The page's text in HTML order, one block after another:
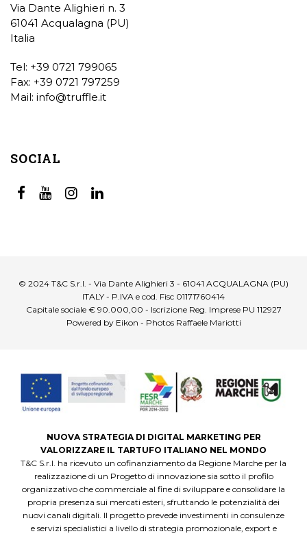
Via Dante Alighieri n. 3
61041 Acqualagna (PU)
Italia
Tel: +39 0721 799065
Fax: +39 0721 797259
Mail: info@truffle.it
SOCIAL
© 2024 T&C S.r.l. - Via Dante Alighieri 3 - 61041 ACQUALAGNA (PU)
ITALY - P.IVA e cod. Fisc 01171760414
Capitale sociale € 90.000,00 - Iscrizione Reg. Imprese PU 112927
Powered by Eikon - Photos Raffaele Mariotti
NUOVA STRATEGIA DI DIGITAL MARKETING PER
VALORIZZARE IL TARTUFO ITALIANO NEL MONDO
T&C S.r.l. ha ricevuto un cofinanziamento da Regione Marche per la
realizzazione di un Progetto di innovazione sia sotto il profilo
organizzativo che commerciale al fine di sviluppare e consolidare la
propria presenza sui mercati esteri, sfruttando le potenzialità dei
nuovi canali digitali. Il progetto prevede investimenti in consulenze
e servizi specialistici a livello di strategia promozionale, export e